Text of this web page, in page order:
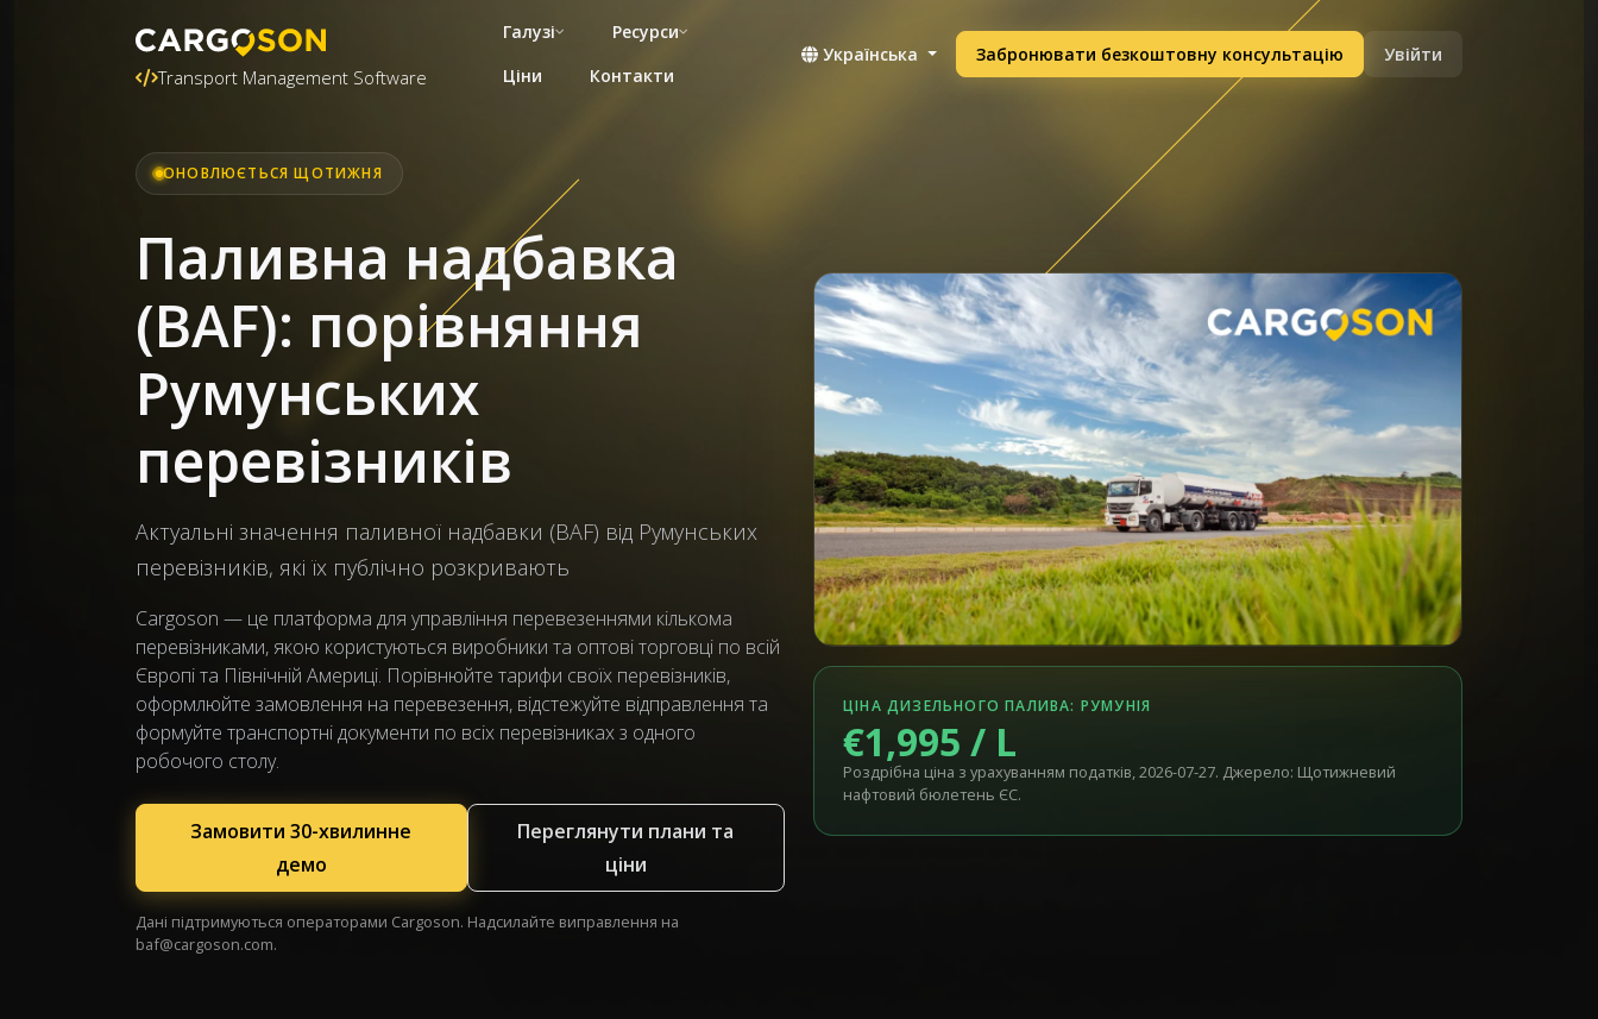
Transport Management Software
Галузі
Ресурси
Ціни
Контакти
Українська Забронювати безкоштовну консультацію Увійти
ОНОВЛЮЄТЬСЯ ЩОТИЖНЯ
Паливна надбавка
(BAF): порівняння
Румунських
перевізників
Актуальні значення паливної надбавки (BAF) від Румунських
перевізників, які їх публічно розкривають
Cargoson — це платформа для управління перевезеннями кількома
перевізниками, якою користуються виробники та оптові торговці по всій
Європі та Північній Америці. Порівнюйте тарифи своїх перевізників,
оформлюйте замовлення на перевезення, відстежуйте відправлення та
формуйте транспортні документи по всіх перевізниках з одного
робочого столу.
Замовити 30-хвилинне
демо
Переглянути плани та
ціни
Дані підтримуються операторами Cargoson. Надсилайте виправлення на
baf@cargoson.com.
ЦІНА ДИЗЕЛЬНОГО ПАЛИВА: РУМУНІЯ
€1,995 / L
Роздрібна ціна з урахуванням податків, 2026-07-27. Джерело: Щотижневий
нафтовий бюлетень ЄС.